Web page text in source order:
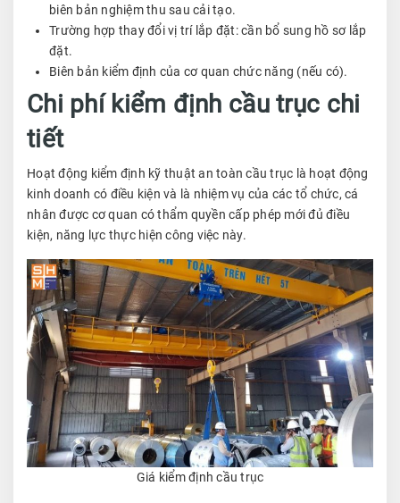
biên bản nghiệm thu sau cải tạo.
Trường hợp thay đổi vị trí lắp đặt: cần bổ sung hồ sơ lắp
đặt.
Biên bản kiểm định của cơ quan chức năng (nếu có).
Chi phí kiểm định cầu trục chi
tiết
Hoạt động kiểm định kỹ thuật an toàn cầu trục là hoạt động
kinh doanh có điều kiện và là nhiệm vụ của các tổ chức, cá
nhân được cơ quan có thẩm quyền cấp phép mới đủ điều
kiện, năng lực thực hiện công việc này.
Giá kiểm định cầu trục